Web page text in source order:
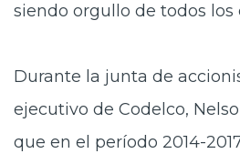
siendo orgullo de todos los
Durante la junta de
ejecutivo de Codelco,
que en el período 2014-